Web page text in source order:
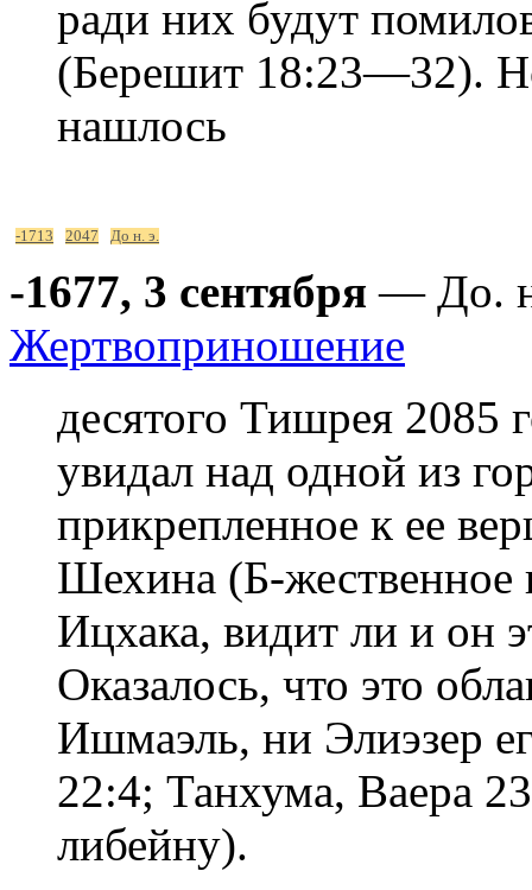
ради них будут
(Берешит 18:23—32).
нашлось
-1713 2047 До н. э.
-1677, 3 сентября — До.
Жертвоприношение
десятого Тишрея
увидал над одной из
прикрепленное к ее
Шехина (Б-жественное
Ицхака, видит ли и он
Оказалось, что это
Ишмаэль, ни Элиэзер
22:4; Танхума, Ваера
либейну).